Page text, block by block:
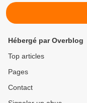
Hébergé par Overblog
Top articles
Pages
Contact